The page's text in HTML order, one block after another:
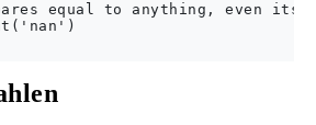
equal to anything, even